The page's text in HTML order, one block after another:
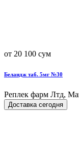
от 20 100 сум
Беландж таб. 5мг №30
Реплек фарм Лтд,
Доставка сегодня